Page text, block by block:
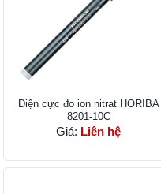
Điện cực đo ion nitrat HORIBA
8201-10C
Giá: Liên hệ